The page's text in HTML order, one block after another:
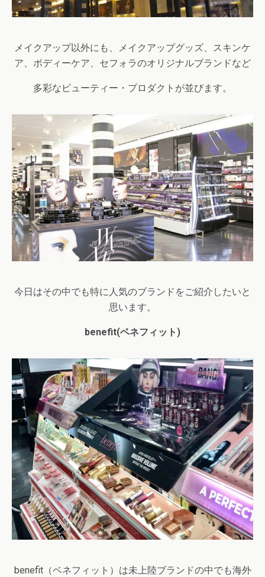
メイクアップ以外にも、メイクアップグッズ、スキンケ
ア、ボディーケア、セフォラのオリジナルブランドなど
多彩なビューティー・プロダクトが並びます。
今日はその中でも特に人気のブランドをご紹介したいと
思います。
benefit(ベネフィット)
benefit（ベネフィット）は未上陸ブランドの中でも海外